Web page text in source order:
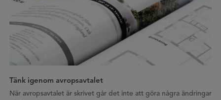
Tänk igenom avropsavtalet
När avropsavtalet är skrivet går det inte att göra några ändringar